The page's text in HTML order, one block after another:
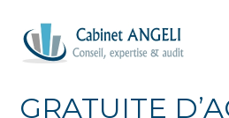
Aller
au
Créer et reprendre une activité
Gérer votre quotidien
Pilotez votre gestion
Suivre votre comptabilité
GRATUITE